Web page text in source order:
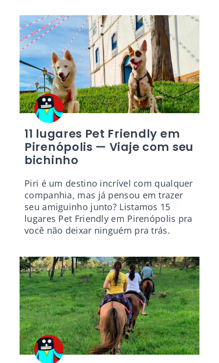
11 lugares Pet Friendly em
Pirenópolis — Viaje com seu
bichinho
Piri é um destino incrível com qualquer
companhia, mas já pensou em trazer
seu amiguinho junto? Listamos 15
lugares Pet Friendly em Pirenópolis pra
você não deixar ninguém pra trás.